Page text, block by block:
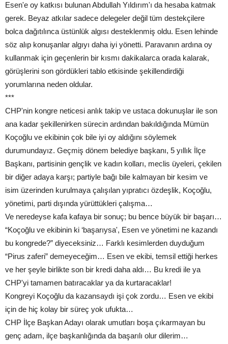
Esen'e oy katkısı bulunan Abdullah Yıldırım'ı da hesaba katmak
gerek. Beyaz atkılar sadece delegeler değil tüm destekçilere
bolca dağıtılınca üstünlük algısı desteklenmiş oldu. Esen lehinde
söz alıp konuşanlar algıyı daha iyi yönetti. Paravanın ardına oy
kullanmak için geçenlerin bir kısmı dakikalarca orada kalarak,
görüşlerini son gördükleri tablo etkisinde şekillendirdiği
yorumlarına neden oldular.
***
CHP'nin kongre neticesi anlık takip ve ustaca dokunuşlar ile son
ana kadar şekillenirken sürecin ardından bakıldığında Mümün
Koçoğlu ve ekibinin çok bile iyi oy aldığını söylemek
durumundayız. Geçmiş dönem belediye başkanı, 5 yıllık İlçe
Başkanı, partisinin gençlik ve kadın kolları, meclis üyeleri, çekilen
bir diğer adaya karşı; partiyle bağı bile kalmayan bir kesim ve
isim üzerinden kurulmaya çalışılan yıpratıcı özdeşlik, Koçoğlu,
yönetimi, parti dışında yürüttükleri çalışma…
Ve neredeyse kafa kafaya bir sonuç; bu bence büyük bir başarı…
“Koçoğlu ve ekibinin ki ‘başarıysa', Esen ve yönetimi ne kazandı
bu kongrede?” diyeceksiniz… Farklı kesimlerden duyduğum
“Pirus zaferi” demeyeceğim… Esen ve ekibi, temsil ettiği herkes
ve her şeyle birlikte son bir kredi daha aldı… Bu kredi ile ya
CHP'yi tamamen batıracaklar ya da kurtaracaklar!
Kongreyi Koçoğlu da kazansaydı işi çok zordu… Esen ve ekibi
için de hiç kolay bir süreç yok ufukta…
CHP İlçe Başkan Adayı olarak umutları boşa çıkarmayan bu
genç adam, ilçe başkanlığında da başarılı olur dilerim…